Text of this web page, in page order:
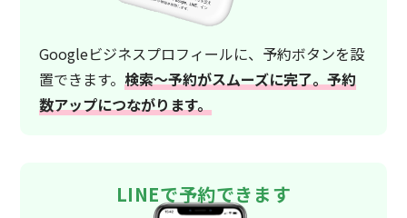
Googleビジネスプロフィールに、予約ボタンを設
置できます。 検索〜予約がスムーズに完了。予約
数アップにつながります。
LINEで予約できます